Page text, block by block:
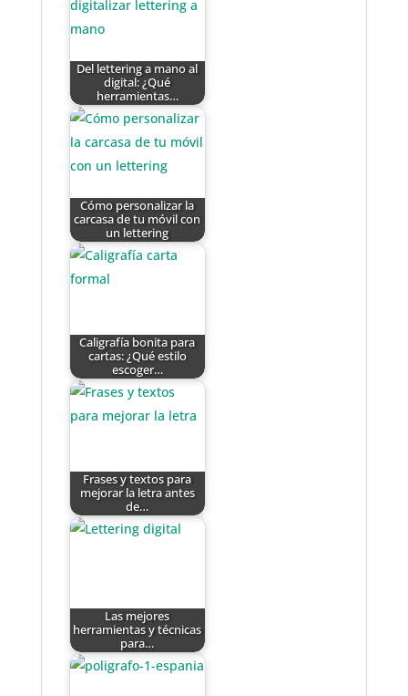
Del lettering a mano al
digital: ¿Qué
herramientas…
Cómo personalizar la
carcasa de tu móvil con
un lettering
Caligrafía bonita para
cartas: ¿Qué estilo
escoger…
Frases y textos para
mejorar la letra antes
de…
Las mejores
herramientas y técnicas
para…